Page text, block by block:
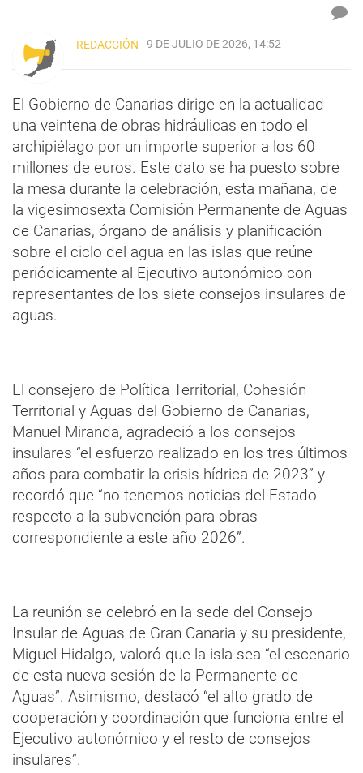
REDACCIÓN 9 DE JULIO DE 2026, 14:52
El Gobierno de Canarias dirige en la actualidad
una veintena de obras hidráulicas en todo el
archipiélago por un importe superior a los 60
millones de euros. Este dato se ha puesto sobre
la mesa durante la celebración, esta mañana, de
la vigesimosexta Comisión Permanente de Aguas
de Canarias, órgano de análisis y planificación
sobre el ciclo del agua en las islas que reúne
periódicamente al Ejecutivo autonómico con
representantes de los siete consejos insulares de
aguas.
El consejero de Política Territorial, Cohesión
Territorial y Aguas del Gobierno de Canarias,
Manuel Miranda, agradeció a los consejos
insulares “el esfuerzo realizado en los tres últimos
años para combatir la crisis hídrica de 2023” y
recordó que “no tenemos noticias del Estado
respecto a la subvención para obras
correspondiente a este año 2026”.
La reunión se celebró en la sede del Consejo
Insular de Aguas de Gran Canaria y su presidente,
Miguel Hidalgo, valoró que la isla sea “el escenario
de esta nueva sesión de la Permanente de
Aguas”. Asimismo, destacó “el alto grado de
cooperación y coordinación que funciona entre el
Ejecutivo autonómico y el resto de consejos
insulares”.